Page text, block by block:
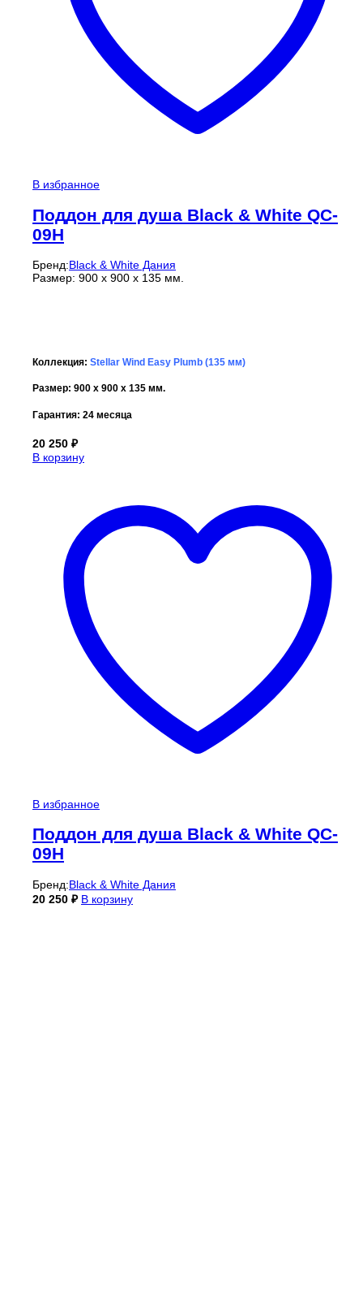
В избранное
Поддон для душа Black & White QC-
09H
Бренд:Black & White Дания
Размер: 900 x 900 x 135 мм.
Коллекция: Stellar Wind Easy Plumb (135 мм)
Размер: 900 x 900 x 135 мм.
Гарантия: 24 месяца
20 250 ₽
В корзину
В избранное
Поддон для душа Black & White QC-
09H
Бренд:Black & White Дания
20 250 ₽ В корзину